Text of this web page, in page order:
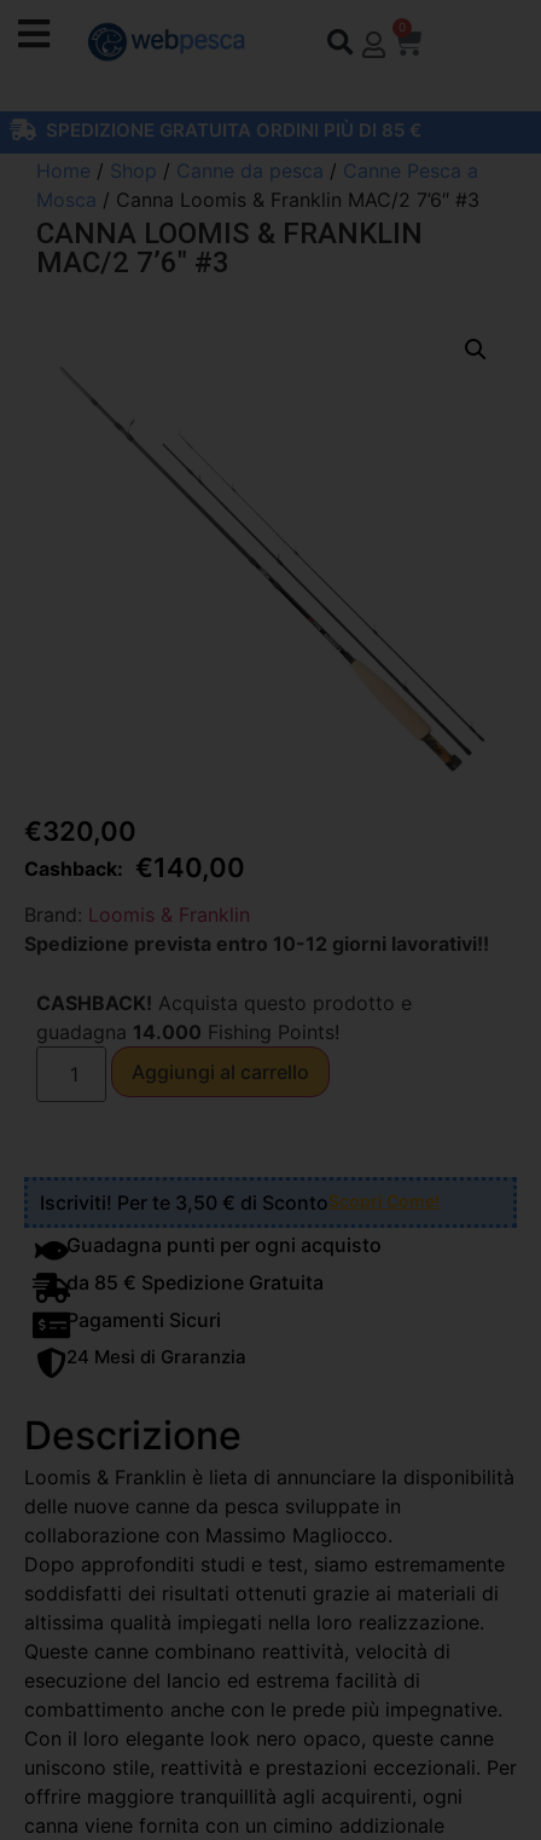
0
SPEDIZIONE GRATUITA ORDINI PIÙ DI 85 €
Home / Shop / Canne da pesca / Canne Pesca a
Mosca / Canna Loomis & Franklin MAC/2 7’6″ #3
CANNA LOOMIS & FRANKLIN
MAC/2 7’6″ #3
€320,00
Cashback: €140,00
Brand: Loomis & Franklin
Spedizione prevista entro 10-12 giorni lavorativi!!
CASHBACK! Acquista questo prodotto e
guadagna 14.000 Fishing Points!
Aggiungi al carrello
Iscriviti! Per te 3,50 € di ScontoScopri Come!
Guadagna punti per ogni acquisto
da 85 € Spedizione Gratuita
Pagamenti Sicuri
24 Mesi di Graranzia
Descrizione
Loomis & Franklin è lieta di annunciare la disponibilità
delle nuove canne da pesca sviluppate in
collaborazione con Massimo Magliocco.
Dopo approfonditi studi e test, siamo estremamente
soddisfatti dei risultati ottenuti grazie ai materiali di
altissima qualità impiegati nella loro realizzazione.
Queste canne combinano reattività, velocità di
esecuzione del lancio ed estrema facilità di
combattimento anche con le prede più impegnative.
Con il loro elegante look nero opaco, queste canne
uniscono stile, reattività e prestazioni eccezionali. Per
offrire maggiore tranquillità agli acquirenti, ogni
canna viene fornita con un cimino addizionale